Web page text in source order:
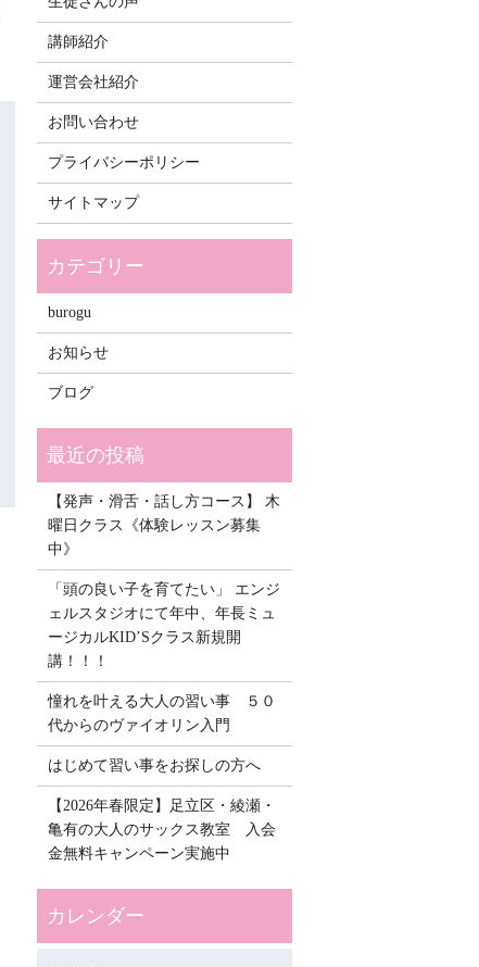
講師紹介
運営会社紹介
お問い合わせ
プライバシーポリシー
サイトマップ
burogu
お知らせ
ブログ
【発声・滑舌・話し方コース】 木
曜日クラス《体験レッスン募集
中》
「頭の良い子を育てたい」 エンジ
ェルスタジオにて年中、年長ミュ
ージカルKID’Sクラス新規開
講！！！
憧れを叶える大人の習い事 ５０
代からのヴァイオリン入門
はじめて習い事をお探しの方へ
【2026年春限定】足立区・綾瀬・
亀有の大人のサックス教室 入会
金無料キャンペーン実施中